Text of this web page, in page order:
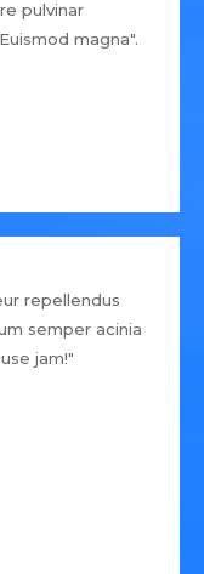
pulvinar
magna".
repellendus
semper acinia
jam!"